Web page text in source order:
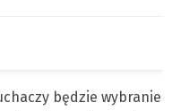
będzie wybranie